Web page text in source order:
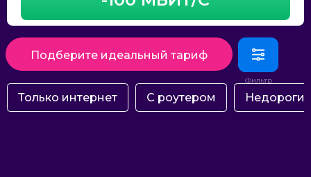
Подберите идеальный тариф
Только интернет С роутером Недорогие